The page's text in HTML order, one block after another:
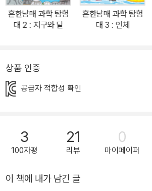
번이 탐험대의 앞길을 가로막는데…. 1. 최고의 과학 입문서를 만들기
위해 최고의 전문가들이 뭉쳤어요! 어린이 과
이스트 과학영재교육연구원에서 오랫동안 아
구진은 책의 주제 선정과 목차 구성부터 내용
을 전공한 전문 작가가 학습 내용을 체크하며
다. 정보 코너는 카이스트에서 학사, 석사 학
집필하였습니다. 캐릭터는 더 이상 설명이 필
크리에이터 흔한남매가 출현하고, 베테랑 그림
흔한남매 과학 탐험
대 2 : 지구와 달
흔한남매 과학 탐험
대 3 : 인체
상품 인증
공급자 적합성 확인
3
100자평
21
리뷰
0
마이페이퍼
이 책에 내가 남긴 글